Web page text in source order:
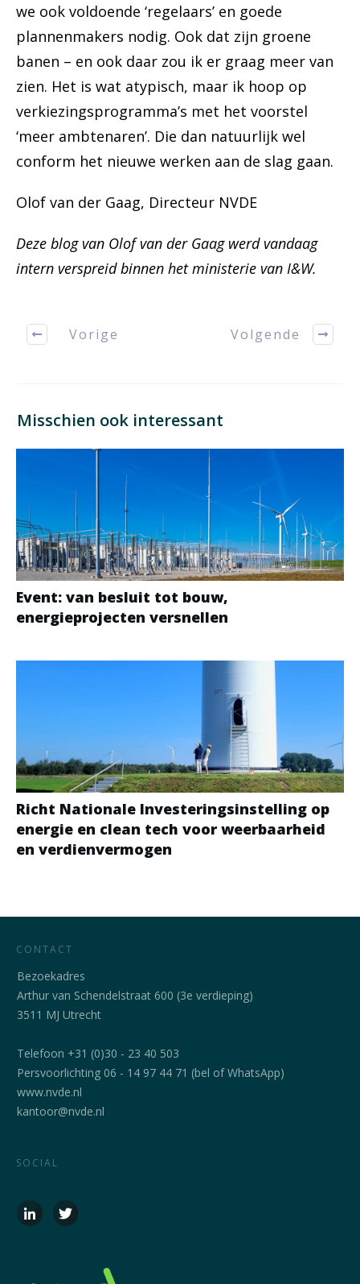
we ook voldoende ‘regelaars’ en goede
plannenmakers nodig. Ook dat zijn groene
banen – en ook daar zou ik er graag meer van
zien. Het is wat atypisch, maar ik hoop op
verkiezingsprogramma’s met het voorstel
‘meer ambtenaren’. Die dan natuurlijk wel
conform het nieuwe werken aan de slag gaan.
Olof van der Gaag, Directeur NVDE
Deze blog van Olof van der Gaag werd vandaag
intern verspreid binnen het ministerie van I&W.
Vorige Volgende
Misschien ook interessant
Event: van besluit tot bouw,
energieprojecten versnellen
Richt Nationale Investeringsinstelling op
energie en clean tech voor weerbaarheid
en verdienvermogen
CONTACT
Bezoekadres
Arthur van Schendelstraat 600 (3e verdieping)
3511 MJ Utrecht
Telefoon +31 (0)30 - 23 40 503
Persvoorlichting 06 - 14 97 44 71 (bel of WhatsApp)
www.nvde.nl
kantoor@nvde.nl
SOCIAL